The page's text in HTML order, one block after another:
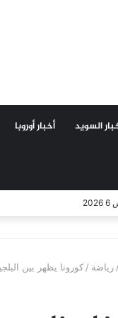
السويد أخبار أوروبا
/ رياضة / كورونا يظهر بين